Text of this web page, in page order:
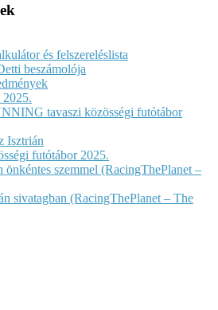
és felszereléslista
beszámolója
tavaszi közösségi futótábor
Isztrián
futótábor 2025.
önkéntes szemmel (RacingThePlanet –
sivatagban (RacingThePlanet – The